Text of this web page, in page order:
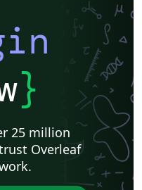
}
25 million
Overleaf